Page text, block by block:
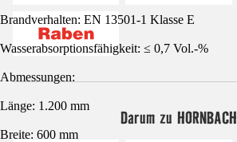
Brandverhalten: EN 13501-1 Klasse E
Wasserabsorptionsfähigkeit: ≤ 0,7 Vol.-%
Abmessungen:
Länge: 1.200 mm
Breite: 600 mm
Darum zu HORNBACH